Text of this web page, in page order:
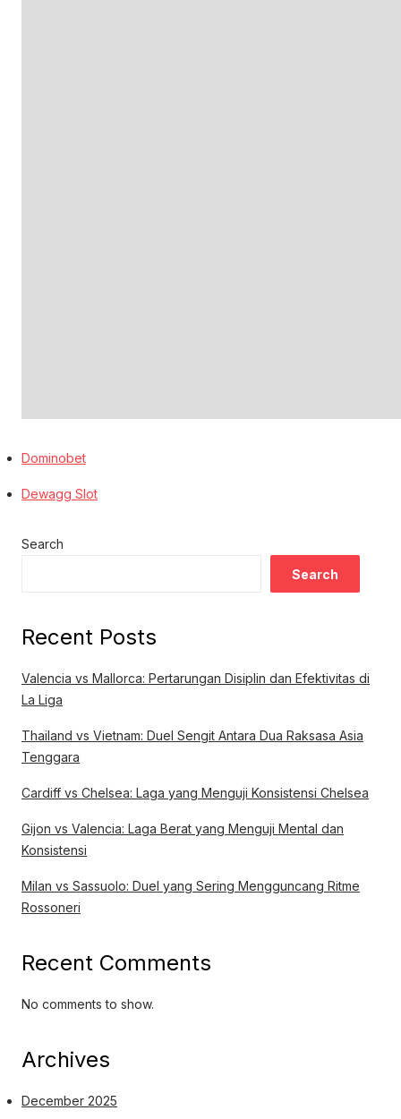
Dominobet
Dewagg Slot
Search
Search
Recent Posts
Valencia vs Mallorca: Pertarungan Disiplin dan Efektivitas di
La Liga
Thailand vs Vietnam: Duel Sengit Antara Dua Raksasa Asia
Tenggara
Cardiff vs Chelsea: Laga yang Menguji Konsistensi Chelsea
Gijon vs Valencia: Laga Berat yang Menguji Mental dan
Konsistensi
Milan vs Sassuolo: Duel yang Sering Mengguncang Ritme
Rossoneri
Recent Comments
No comments to show.
Archives
December 2025